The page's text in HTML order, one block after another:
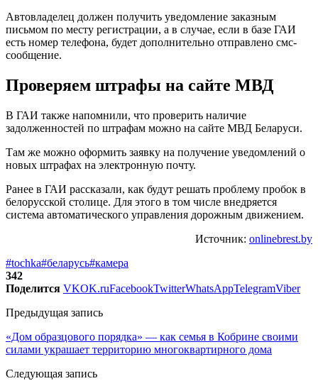
Автовладелец должен получить уведомление заказным
письмом по месту регистрации, а в случае, если в базе ГАИ
есть номер телефона, будет дополнительно отправлено смс-
сообщение.
Проверяем штрафы на сайте МВД
В ГАИ также напомнили, что проверить наличие
задолженностей по штрафам можно на сайте МВД Беларуси.
Там же можно оформить заявку на получение уведомлений о
новых штрафах на электронную почту.
Ранее в ГАИ рассказали, как будут решать проблему пробок в
белорусской столице. Для этого в том числе внедряется
система автоматического управления дорожным движением.
Источник: onlinebrest.by
#tochka#беларусь#камера
342
Поделится VKOK.ruFacebookTwitterWhatsAppTelegramViber
Предыдущая запись
«Дом образцового порядка» — как семья в Кобрине своими
силами украшает территорию многоквартирного дома
Следующая запись